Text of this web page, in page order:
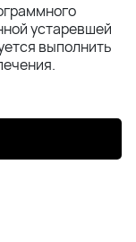
устаревшей
выполнить